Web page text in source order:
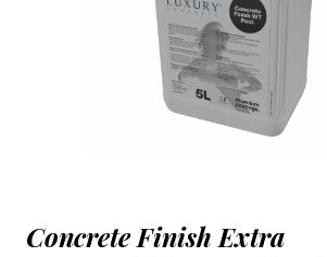
Concrete Finish Extra